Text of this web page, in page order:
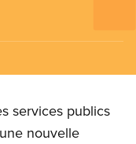
services publics
nouvelle